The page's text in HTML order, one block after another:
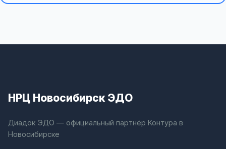
НРЦ Новосибирск ЭДО
Диадок ЭДО — официальный партнёр Контура в
Новосибирске